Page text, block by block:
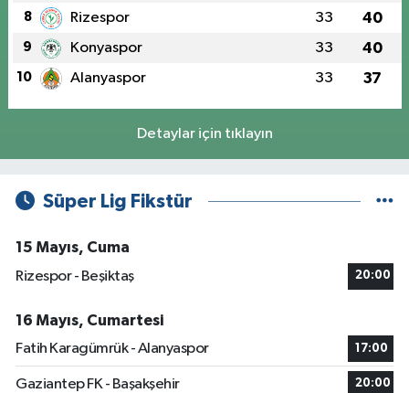
8 Rizespor 33 40
9 Konyaspor 33 40
10 Alanyaspor 33 37
Detaylar için tıklayın
Süper Lig Fikstür
15 Mayıs, Cuma
Rizespor - Beşiktaş
20:00
16 Mayıs, Cumartesi
Fatih Karagümrük - Alanyaspor
17:00
Gaziantep FK - Başakşehir 20:00